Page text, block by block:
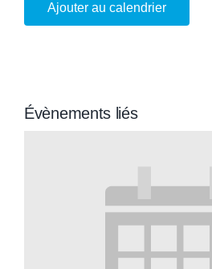
Ajouter au calendrier
Évènements liés